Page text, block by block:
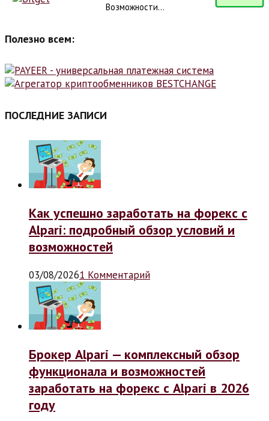
Возможности...
Полезно всем:
ПОСЛЕДНИЕ ЗАПИСИ
Как успешно заработать на форекс с
Alpari: подробный обзор условий и
возможностей
03/08/20261 Комментарий
Брокер Alpari — комплексный обзор
функционала и возможностей
заработать на форекс с Alpari в 2026
году